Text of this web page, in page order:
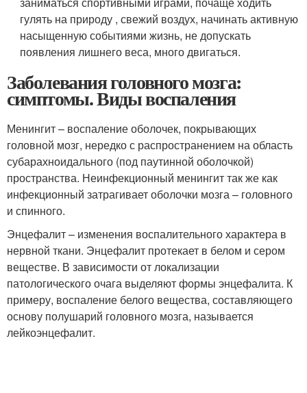
гулять на природу , свежий воздух, начинать активную
насыщенную событиями жизнь, не допускать
появления лишнего веса, много двигаться.
Заболевания головного мозга:
симптомы. Виды воспаления
Менингит – воспаление оболочек, покрывающих
головной мозг, нередко с распространением на область
субарахноидального (под паутинной оболочкой)
пространства. Неинфекционный менингит так же как
инфекционный затрагивает оболочки мозга – головного
и спинного.
Энцефалит – изменения воспалительного характера в
нервной ткани. Энцефалит протекает в белом и сером
веществе. В зависимости от локализации
патологического очага выделяют формы энцефалита. К
примеру, воспаление белого вещества, составляющего
основу полушарий головного мозга, называется
лейкоэнцефалит.